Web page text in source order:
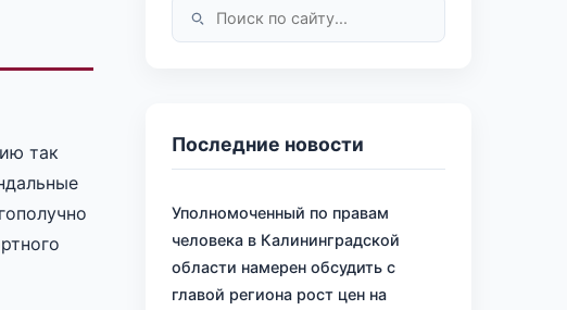
так
Последние новости
Уполномоченный по правам
человека в Калининградской
области намерен обсудить с
главой региона рост цен на